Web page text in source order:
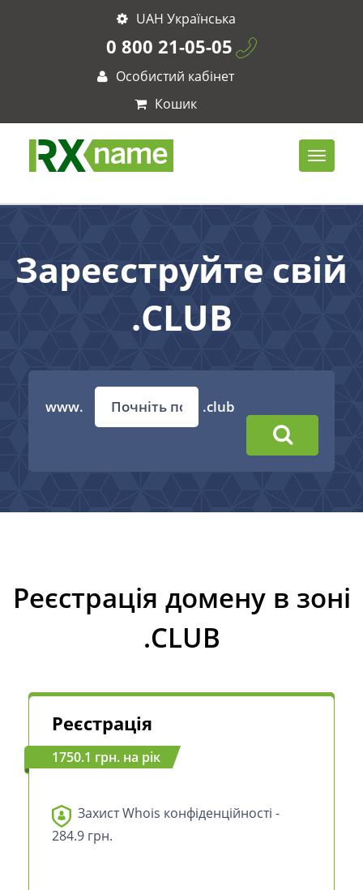
UAH Українська
0 800 21-05-05
Особистий кабінет
Кошик
Зареєструйте свій
.CLUB
www. .club
Реєстрація домену в зоні
.CLUB
Реєстрація
1750.1 грн. на рік
Захист Whois конфіденційності -
284.9 грн.